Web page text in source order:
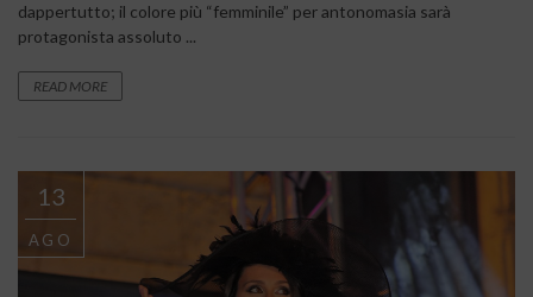
dappertutto; il colore più “femminile” per antonomasia sarà
protagonista assoluto ...
READ MORE
13
AGO